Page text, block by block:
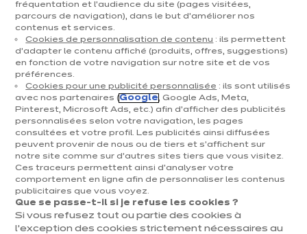
Filtrer
Cuisiniste Namur
Cuisiniste Liège
Cuisiniste Luxembourg
fréquentation et l’audience du site (pages visitées,
parcours de navigation), dans le but d’améliorer nos
contenus et services.
Cookies de personnalisation de contenu : ils permettent
d’adapter le contenu affiché (produits, offres, suggestions)
en fonction de votre navigation sur notre site et de vos
préférences.
Cookies pour une publicité personnalisée : ils sont utilisés
avec nos partenaires (Google, Google Ads, Meta,
Pinterest, Microsoft Ads, etc.) afin d’afficher des publicités
personnalisées selon votre navigation, les pages
consultées et votre profil. Les publicités ainsi diffusées
peuvent provenir de nous ou de tiers et s'affichent sur
notre site comme sur d’autres sites tiers que vous visitez.
Ces traceurs permettent ainsi d'analyser votre
comportement en ligne afin de personnaliser les contenus
publicitaires que vous voyez.
Que se passe-t-il si je refuse les cookies ?
Si vous refusez tout ou partie des cookies à
l’exception des cookies strictement nécessaires au